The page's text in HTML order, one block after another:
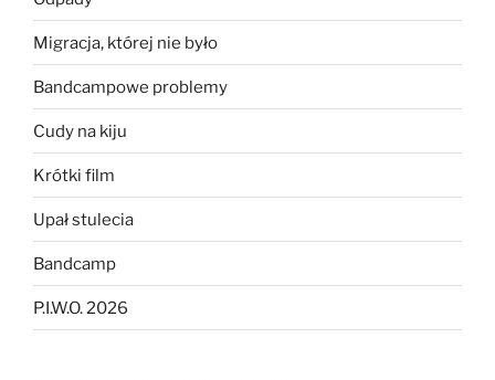
Migracja, której nie było
Bandcampowe problemy
Cudy na kiju
Krótki film
Upał stulecia
Bandcamp
P.I.W.O. 2026